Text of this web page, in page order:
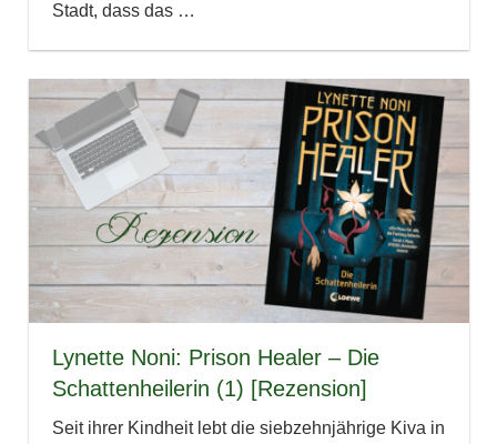
Stadt, dass das …
Lynette Noni: Prison Healer – Die
Schattenheilerin (1) [Rezension]
Seit ihrer Kindheit lebt die siebzehnjährige Kiva in